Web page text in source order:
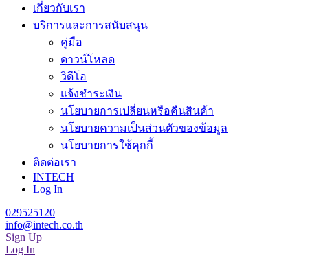
เกี่ยวกับเรา
บริการและการสนับสนุน
คู่มือ
ดาวน์โหลด
วิดีโอ
แจ้งชำระเงิน
นโยบายการเปลี่ยนหรือคืนสินค้า
นโยบายความเป็นส่วนตัวของข้อมูล
นโยบายการใช้คุกกี้
ติดต่อเรา
INTECH
Log In
029525120
info@intech.co.th
Sign Up
Log In